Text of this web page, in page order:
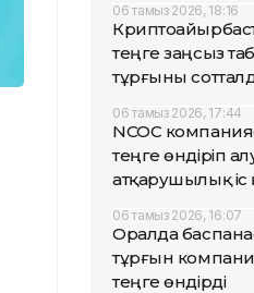
06 тамыз 2026, 18:16
теңге заңсыз
тұрғыны
06 тамыз 2026, 17:44
NCOC
теңге өндіріп
атқарушылық іс
06 тамыз 2026, 16:07
Оралда
тұрғын
теңге өндірді